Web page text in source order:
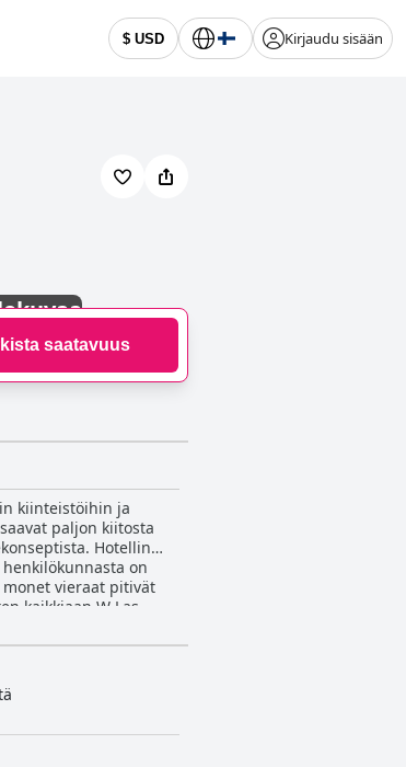
$ USD Kirjaudu sisään
saatavuus
kiinteistöihin ja
paljon kiitosta
Hotellin
on
vieraat pitivät
kaikkiaan W Las